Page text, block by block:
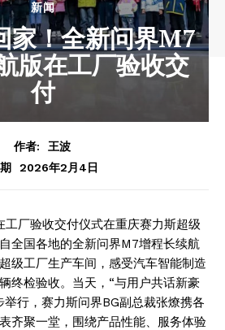
新闻
家！全新问界M7
版在工厂验收交
付
作者:
王波
2026年2月4日
厂验收交付仪式在重庆赛力斯超级
全国各地的全新问界M7增程长续航
级工厂生产车间，感受汽车智能制造
终检验收。当天，“与用户共话新豪
行，赛力斯问界BG副总裁张燎携各
齐聚一堂，围绕产品性能、服务体验